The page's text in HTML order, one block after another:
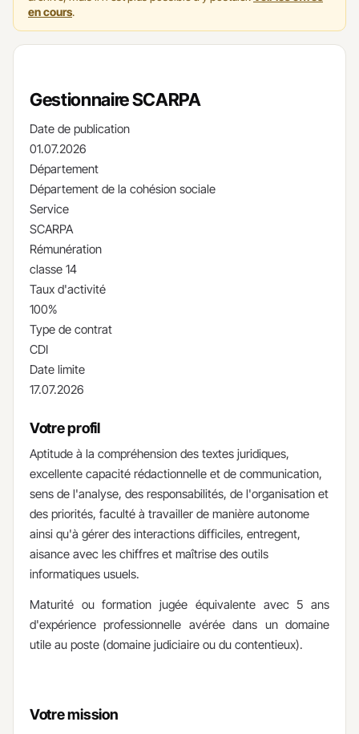
en cours.
Gestionnaire SCARPA
Date de publication
01.07.2026
Département
Département de la cohésion sociale
Service
SCARPA
Rémunération
classe 14
Taux d'activité
100%
Type de contrat
CDI
Date limite
17.07.2026
Votre profil
Aptitude à la compréhension des textes juridiques,
excellente capacité rédactionnelle et de communication,
sens de l'analyse, des responsabilités, de l'organisation et
des priorités, faculté à travailler de manière autonome
ainsi qu'à gérer des interactions difficiles, entregent,
aisance avec les chiffres et maîtrise des outils
informatiques usuels.
Maturité ou formation jugée équivalente avec 5 ans
d'expérience professionnelle avérée dans un domaine
utile au poste (domaine judiciaire ou du contentieux).
Votre mission